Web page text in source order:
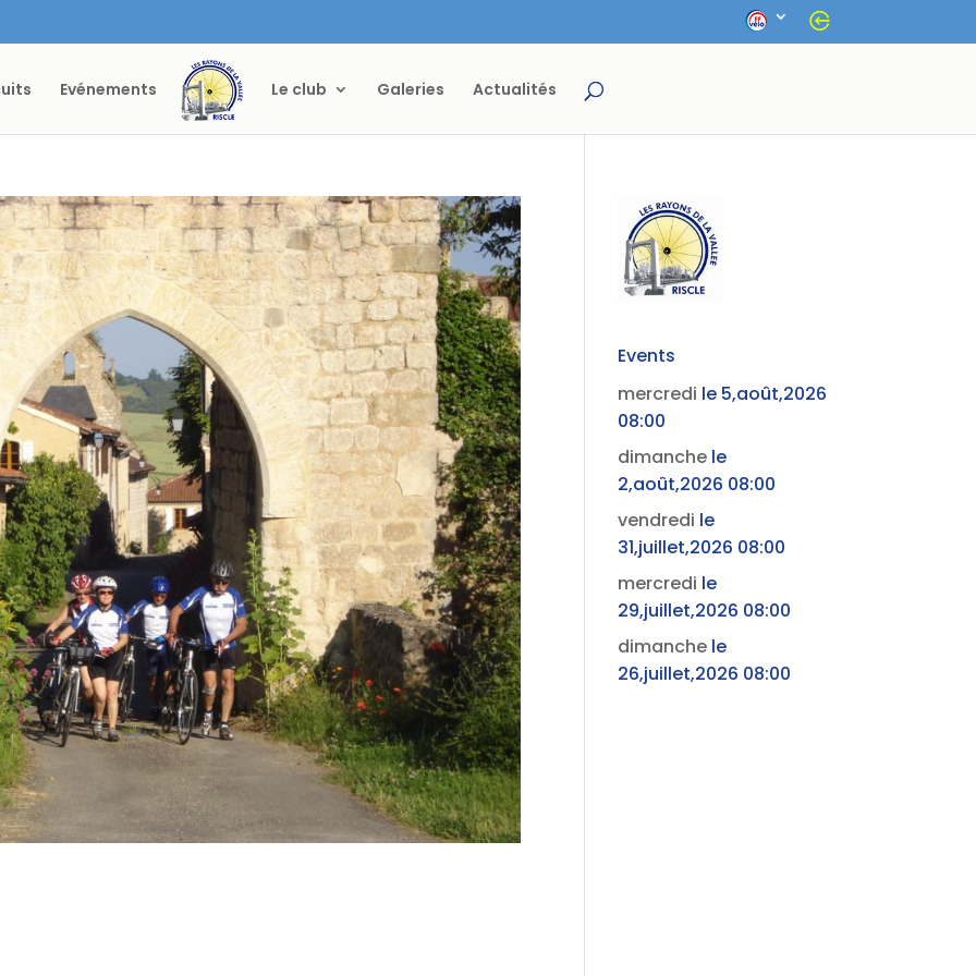
Evénements Le club Galeries Actualités
Events
mercredi le 5,août,2026
08:00
dimanche le
2,août,2026 08:00
vendredi le
31,juillet,2026 08:00
mercredi le
29,juillet,2026 08:00
dimanche le
26,juillet,2026 08:00